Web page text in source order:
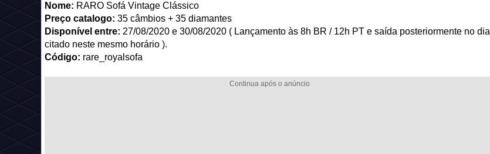
Nome: RARO Sofá Vintage Clássico
Preço catalogo: 35 câmbios + 35 diamantes
Disponível entre: 27/08/2020 e 30/08/2020 ( Lançamento às 8h BR / 12h PT e saída posteriormente no dia
citado neste mesmo horário ).
Código: rare_royalsofa